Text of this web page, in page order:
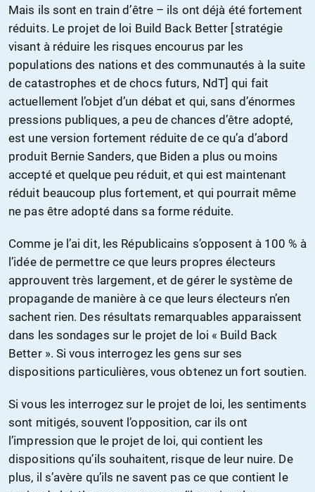
Mais ils sont en train d’être – ils ont déjà été fortement
réduits. Le projet de loi Build Back Better [stratégie
visant à réduire les risques encourus par les
populations des nations et des communautés à la suite
de catastrophes et de chocs futurs, NdT] qui fait
actuellement l’objet d’un débat et qui, sans d’énormes
pressions publiques, a peu de chances d’être adopté,
est une version fortement réduite de ce qu’a d’abord
produit Bernie Sanders, que Biden a plus ou moins
accepté et quelque peu réduit, et qui est maintenant
réduit beaucoup plus fortement, et qui pourrait même
ne pas être adopté dans sa forme réduite.
Comme je l’ai dit, les Républicains s’opposent à 100 % à
l’idée de permettre ce que leurs propres électeurs
approuvent très largement, et de gérer le système de
propagande de manière à ce que leurs électeurs n’en
sachent rien. Des résultats remarquables apparaissent
dans les sondages sur le projet de loi « Build Back
Better ». Si vous interrogez les gens sur ses
dispositions particulières, vous obtenez un fort soutien.
Si vous les interrogez sur le projet de loi, les sentiments
sont mitigés, souvent l’opposition, car ils ont
l’impression que le projet de loi, qui contient les
dispositions qu’ils souhaitent, risque de leur nuire. De
plus, il s’avère qu’ils ne savent pas ce que contient le